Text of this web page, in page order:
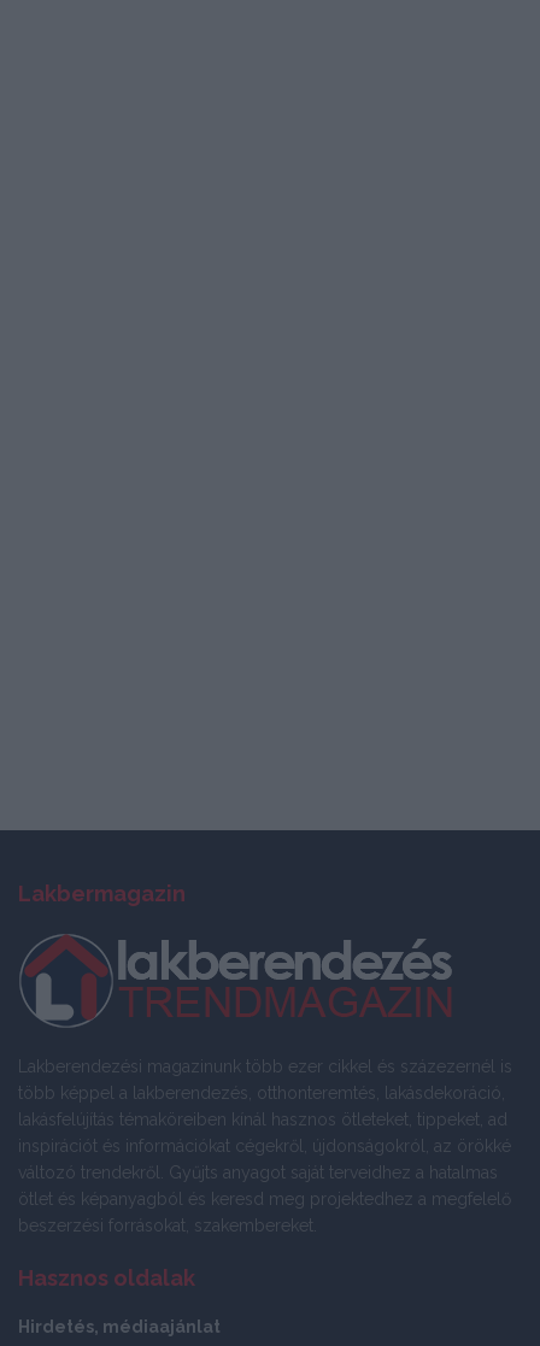
Lakbermagazin
Lakberendezési magazinunk több ezer cikkel és százezernél is
több képpel a lakberendezés, otthonteremtés, lakásdekoráció,
lakásfelújítás témaköreiben kínál hasznos ötleteket, tippeket, ad
inspirációt és információkat cégekről, újdonságokról, az örökké
változó trendekről. Gyűjts anyagot saját terveidhez a hatalmas
ötlet és képanyagból és keresd meg projektedhez a megfelelő
beszerzési forrásokat, szakembereket.
Hasznos oldalak
Hirdetés, médiaajánlat